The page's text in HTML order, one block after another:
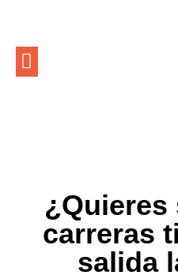
¿Quieres
carreras
salida